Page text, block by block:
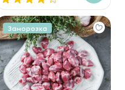
Заморозка